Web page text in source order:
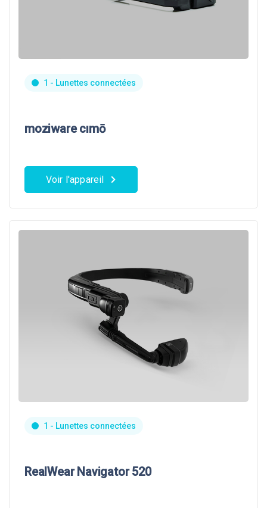
1 - Lunettes connectées
moziware cımō
Voir l'appareil
1 - Lunettes connectées
RealWear Navigator 520